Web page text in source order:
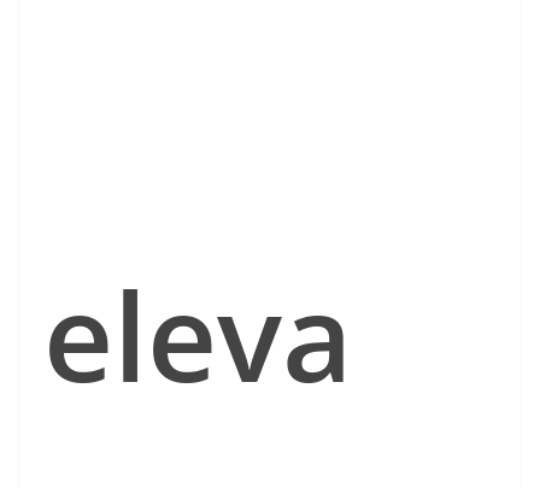
eleva